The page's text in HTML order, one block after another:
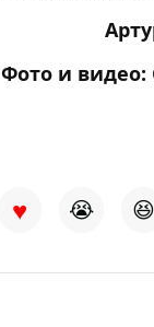
Фото и видео:
♥ 😭 😆